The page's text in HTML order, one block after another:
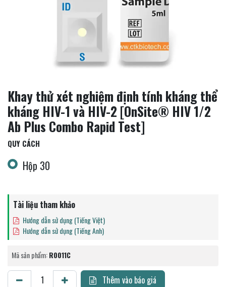
Khay thử xét nghiệm định tính kháng thể
kháng HIV-1 và HIV-2 [OnSite® HIV 1/2
Ab Plus Combo Rapid Test]
QUY CÁCH
Hộp 30
Tài liệu tham khảo
Hướng dẫn sử dụng (Tiếng Việt)
Hướng dẫn sử dụng (Tiếng Anh)
Mã sản phẩm:R0011C
Thêm vào báo giá